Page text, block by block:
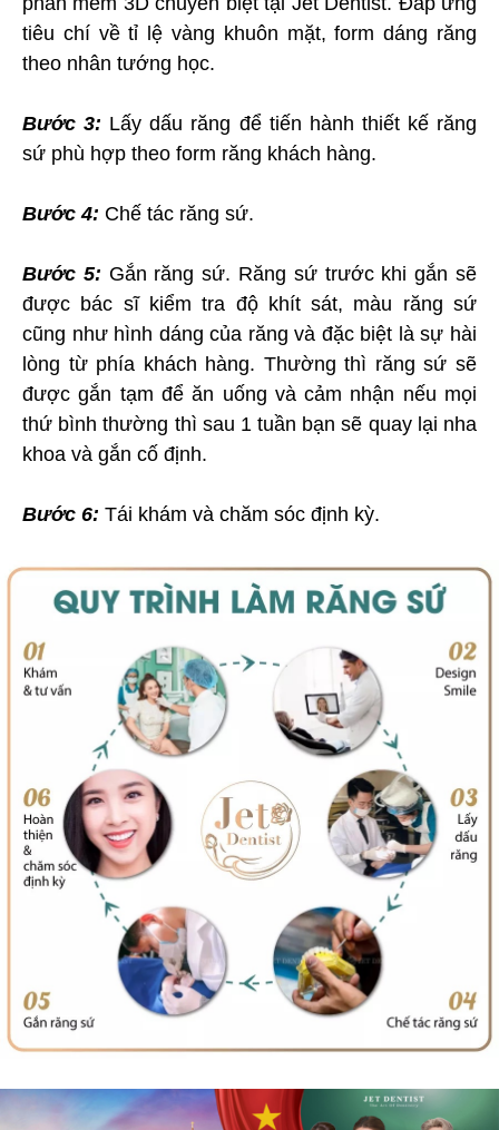
tiêu chí về tỉ lệ vàng khuôn mặt, form dáng răng
theo nhân tướng học.
Bước 3: Lấy dấu răng để tiến hành thiết kế răng
sứ phù hợp theo form răng khách hàng.
Bước 4: Chế tác răng sứ.
Bước 5: Gắn răng sứ. Răng sứ trước khi gắn sẽ
được bác sĩ kiểm tra độ khít sát, màu răng sứ
cũng như hình dáng của răng và đặc biệt là sự hài
lòng từ phía khách hàng. Thường thì răng sứ sẽ
được gắn tạm để ăn uống và cảm nhận nếu mọi
thứ bình thường thì sau 1 tuần bạn sẽ quay lại nha
khoa và gắn cố định.
Bước 6: Tái khám và chăm sóc định kỳ.